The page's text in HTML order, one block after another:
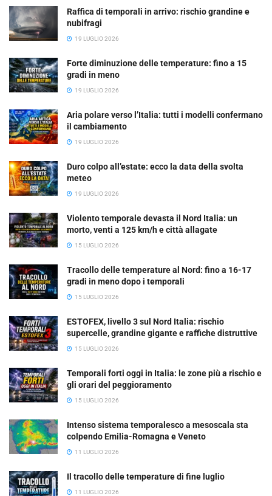
Raffica di temporali in arrivo: rischio grandine e
nubifragi
19 LUGLIO 2026
Forte diminuzione delle temperature: fino a 15
gradi in meno
19 LUGLIO 2026
Aria polare verso l’Italia: tutti i modelli confermano
il cambiamento
19 LUGLIO 2026
Duro colpo all’estate: ecco la data della svolta
meteo
19 LUGLIO 2026
Violento temporale devasta il Nord Italia: un
morto, venti a 125 km/h e città allagate
15 LUGLIO 2026
Tracollo delle temperature al Nord: fino a 16-17
gradi in meno dopo i temporali
15 LUGLIO 2026
ESTOFEX, livello 3 sul Nord Italia: rischio
supercelle, grandine gigante e raffiche distruttive
15 LUGLIO 2026
Temporali forti oggi in Italia: le zone più a rischio e
gli orari del peggioramento
15 LUGLIO 2026
Intenso sistema temporalesco a mesoscala sta
colpendo Emilia-Romagna e Veneto
11 LUGLIO 2026
Il tracollo delle temperature di fine luglio
11 LUGLIO 2026